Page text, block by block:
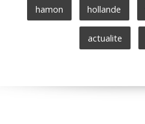
hamon hollande
actualite